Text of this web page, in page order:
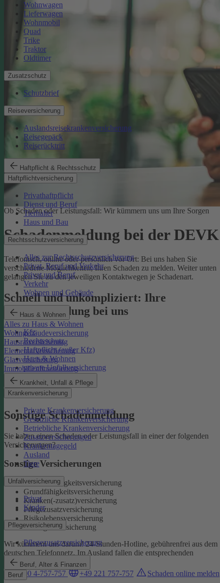
Wohnwagen
Lieferwagen
Wohnmobil
Quad
Trike
Traktor
Oldtimer
Zusatzschutz
Schutzbrief
Reiseversicherung
Auslandsreisekrankenversicherung
Reisegepäck
Reiserücktritt
Haftpflicht & Rechtsschutz
Haftpflichtversicherung
Privathaftpflicht
Dienst und Beruf
Tierhalter
Haus und Bau
Rechtsschutzversicherung
Alles zur Rechtsschutzversicherung
Privat, Beruf und Verkehr
Privat und Beruf
Verkehr
Wohnen und Gebäude
Haus & Wohnen
Alles zu Haus & Wohnen
Wohngebäudeversicherung
Hausratversicherung
Elementarversicherung
Glasversicherung
Immobilienfinanzierung
Krankheit, Unfall & Pflege
Krankenversicherung
Private Krankenversicherung
Gesetzliche Krankenversicherung
Betriebliche Krankenversicherung
Zusatzversicherungen
Krankentagegeld
Ausland
Tiere
Unfallversicherung
Privat
Kinder
Pflegeversicherung
Pflegezusatzversicherung
Beruf, Alter & Finanzen
Beruf
Ob Schaden oder Leistungsfall: Wir kümmern uns um Ihre Sorgen
Schadenmeldung bei der DEVK
Telefonisch, online oder persönlich vor Ort: Bei uns haben Sie
verschiedene Möglichkeiten, Ihren Schaden zu melden. Weiter unten
gelangen Sie zu den jeweiligen Kontaktwegen je Schadenart.
Schnell und unkompliziert: Ihre
Schadenmeldung bei uns
Kfz
Rechtsschutz
Haftpflicht (außer Kfz)
Haus & Wohnen
private Unfallversicherung
Auslandskrankenschutz
Reiserücktritt
Reisegepäck
Sonstige Schadenmeldung
Sie haben einen Schaden oder Leistungsfall in einer der folgenden
Versicherungen?
Sonstige Versicherungen
Berufsunfähigkeitsversicherung
Grundfähigkeitsversicherung
Kranken(-zusatz)versicherung
Pflegezusatzversicherung
Risikolebensversicherung
Sterbegeldversicherung
Wir kümmern uns darum!24-Stunden-Hotline, gebührenfrei aus dem
deutschen Telefonnetz. Im Ausland fallen die entsprechenden
Landesgebühren an:
0800 4-757-757
+49 221 757-757 Schaden online melden